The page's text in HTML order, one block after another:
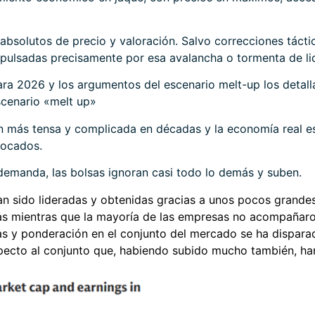
de precio y valoración. Salvo correcciones
precisamente por esa avalancha o tormenta de
2026 y los argumentos del escenario melt-up los
«melt up»
más tensa y complicada en décadas y la economía real
las bolsas ignoran casi todo lo demás y suben.
sido lideradas y obtenidas gracias a unos pocos
mientras que la mayoría de las empresas no
y ponderación en el conjunto del mercado se ha
al conjunto que, habiendo subido mucho también,